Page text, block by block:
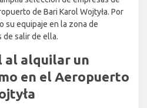
de Bari Karol Wojtyła. Por
su equipaje en la zona de
de salir de ella.
al alquilar un
en el Aeropuerto